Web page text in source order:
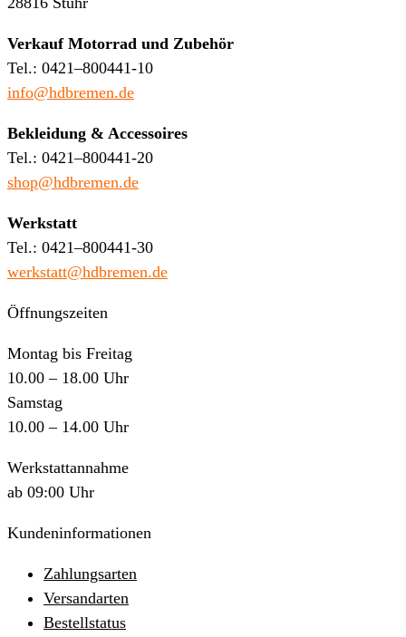
Verkauf Motorrad und Zubehör
Tel.: 0421–800441-10
info@hdbremen.de
Bekleidung & Accessoires
Tel.: 0421–800441-20
shop@hdbremen.de
Werkstatt
Tel.: 0421–800441-30
werkstatt@hdbremen.de
Öffnungszeiten
Montag bis Freitag
10.00 – 18.00 Uhr
Samstag
10.00 – 14.00 Uhr
Werkstattannahme
ab 09:00 Uhr
Kundeninformationen
Zahlungsarten
Versandarten
Bestellstatus